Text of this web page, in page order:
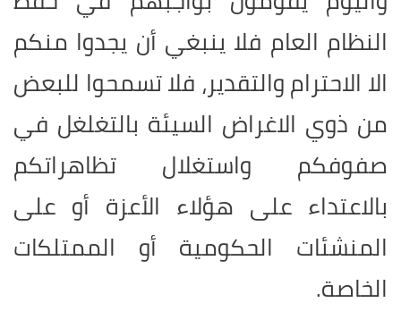
النظام العام فلا ينبغي أن يجدوا منكم
الا الاحترام والتقدير، فلا تسمحوا للبعض
من ذوي الاغراض السيئة بالتغلغل في
صفوفكم واستغلال تظاهراتكم
بالاعتداء على هؤلاء الأعزة أو على
المنشئات الحكومية أو الممتلكات
الخاصة.